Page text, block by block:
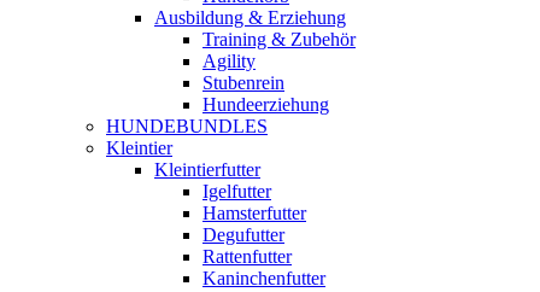
Ausbildung & Erziehung
Training & Zubehör
Agility
Stubenrein
Hundeerziehung
HUNDEBUNDLES
Kleintier
Kleintierfutter
Igelfutter
Hamsterfutter
Degufutter
Rattenfutter
Kaninchenfutter